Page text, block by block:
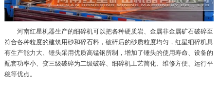
河南红星机器生产的细碎机可以把各种硬质岩、金属非金属矿石破碎至
符合各种粒度的建筑用砂和碎石料，破碎后的砂质粒度均匀，红星细碎机具
有生产能力大、锤头采用优质高锰钢所制，增加了锤头的使用寿命、设备的
配套功率小、变三级破碎为二级破碎、细碎机工艺简化、维修方便、运行平
稳等优点。